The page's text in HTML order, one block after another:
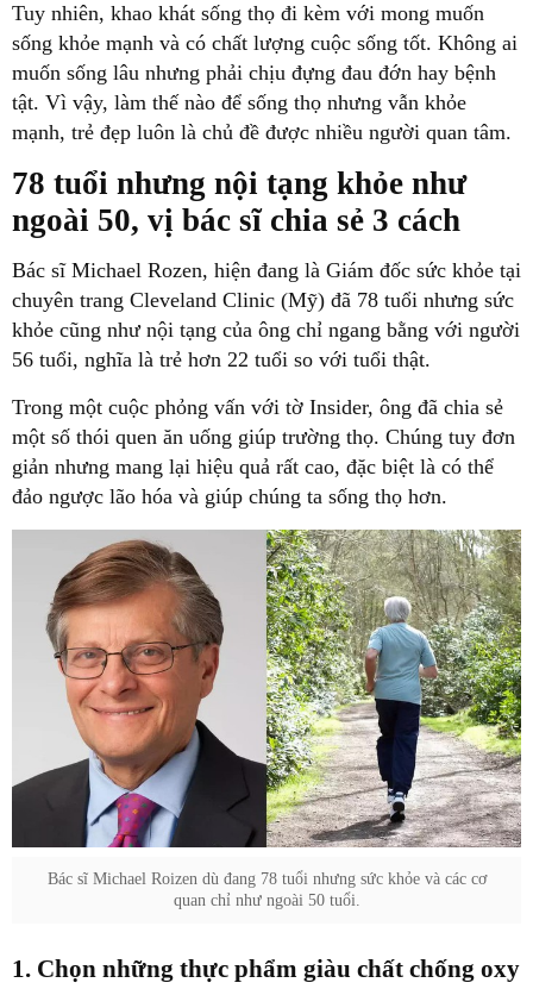
Tuy nhiên, khao khát sống thọ đi kèm với mong muốn
sống khỏe mạnh và có chất lượng cuộc sống tốt. Không ai
muốn sống lâu nhưng phải chịu đựng đau đớn hay bệnh
tật. Vì vậy, làm thế nào để sống thọ nhưng vẫn khỏe
mạnh, trẻ đẹp luôn là chủ đề được nhiều người quan tâm.
78 tuổi nhưng nội tạng khỏe như
ngoài 50, vị bác sĩ chia sẻ 3 cách
Bác sĩ Michael Rozen, hiện đang là Giám đốc sức khỏe tại
chuyên trang Cleveland Clinic (Mỹ) đã 78 tuổi nhưng sức
khỏe cũng như nội tạng của ông chỉ ngang bằng với người
56 tuổi, nghĩa là trẻ hơn 22 tuổi so với tuổi thật.
Trong một cuộc phỏng vấn với tờ Insider, ông đã chia sẻ
một số thói quen ăn uống giúp trường thọ. Chúng tuy đơn
giản nhưng mang lại hiệu quả rất cao, đặc biệt là có thể
đảo ngược lão hóa và giúp chúng ta sống thọ hơn.
Bác sĩ Michael Roizen dù đang 78 tuổi nhưng sức khỏe và các cơ
quan chỉ như ngoài 50 tuổi.
1. Chọn những thực phẩm giàu chất chống oxy